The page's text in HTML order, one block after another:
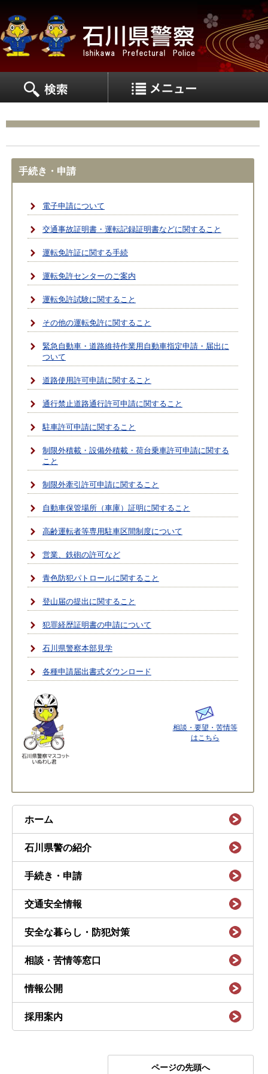
手続き・申請
電子申請について
交通事故証明書・運転記録証明書などに関すること
運転免許証に関する手続
運転免許センターのご案内
運転免許試験に関すること
その他の運転免許に関すること
緊急自動車・道路維持作業用自動車指定申請・届出に
ついて
道路使用許可申請に関すること
通行禁止道路通行許可申請に関すること
駐車許可申請に関すること
制限外積載・設備外積載・荷台乗車許可申請に関する
こと
制限外牽引許可申請に関すること
自動車保管場所（車庫）証明に関すること
高齢運転者等専用駐車区間制度について
営業、鉄砲の許可など
青色防犯パトロールに関すること
登山届の提出に関すること
犯罪経歴証明書の申請について
石川県警察本部見学
各種申請届出書式ダウンロード
相談・要望・苦情等
はこちら
ホーム
石川県警の紹介
手続き・申請
交通安全情報
安全な暮らし・防犯対策
相談・苦情等窓口
情報公開
採用案内
ページの先頭へ